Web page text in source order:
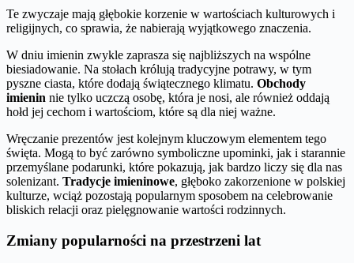
Te zwyczaje mają głębokie korzenie w wartościach kulturowych i
religijnych, co sprawia, że nabierają wyjątkowego znaczenia.
W dniu imienin zwykle zaprasza się najbliższych na wspólne
biesiadowanie. Na stołach królują tradycyjne potrawy, w tym
pyszne ciasta, które dodają świątecznego klimatu. Obchody
imienin nie tylko uczczą osobę, która je nosi, ale również oddają
hołd jej cechom i wartościom, które są dla niej ważne.
Wręczanie prezentów jest kolejnym kluczowym elementem tego
święta. Mogą to być zarówno symboliczne upominki, jak i starannie
przemyślane podarunki, które pokazują, jak bardzo liczy się dla nas
solenizant. Tradycje imieninowe, głęboko zakorzenione w polskiej
kulturze, wciąż pozostają popularnym sposobem na celebrowanie
bliskich relacji oraz pielęgnowanie wartości rodzinnych.
Zmiany popularności na przestrzeni lat